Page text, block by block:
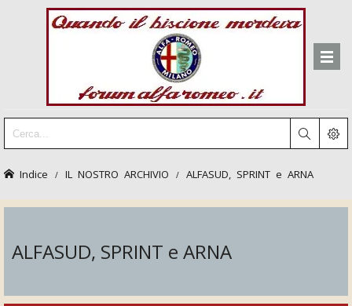
Indice IL NOSTRO ARCHIVIO ALFASUD, SPRINT e ARNA
ALFASUD, SPRINT e ARNA